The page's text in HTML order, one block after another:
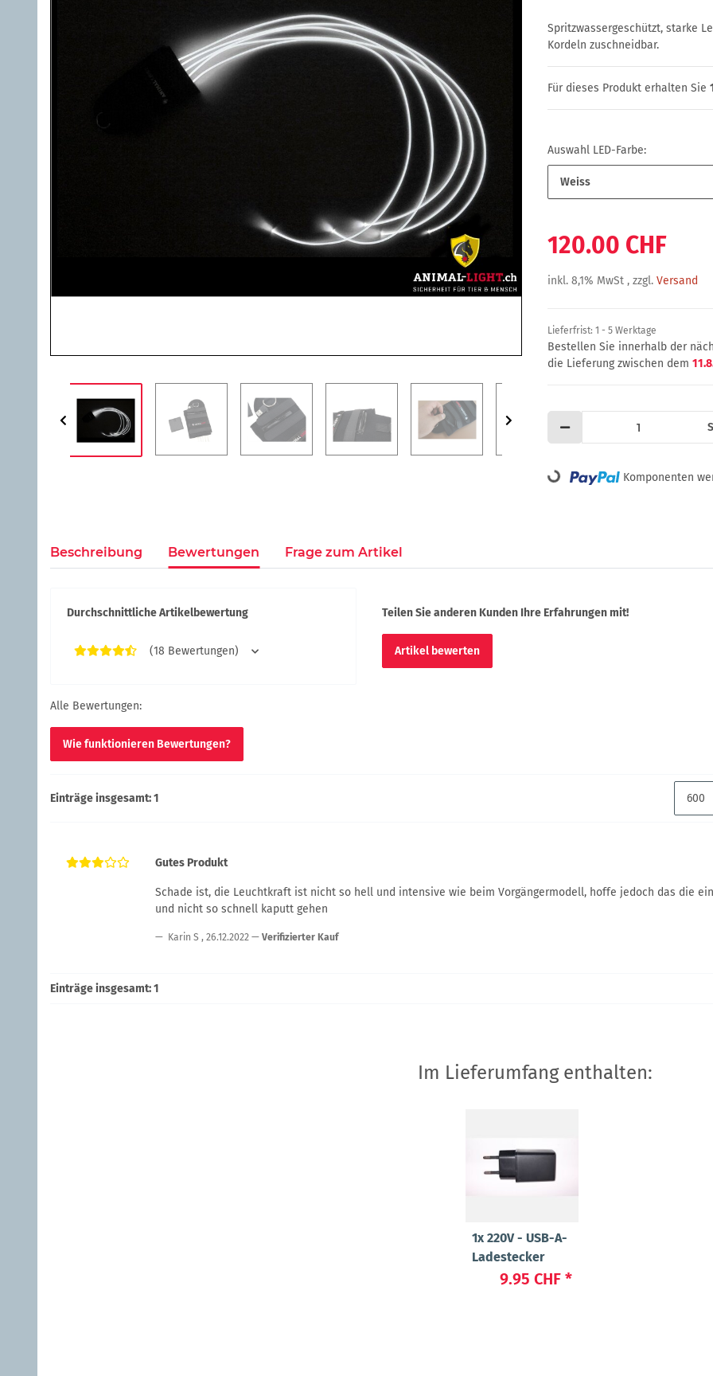
Spritzwassergeschützt, starke
Kordeln zuschneidbar.
Für dieses Produkt erhalten Sie
Auswahl LED-Farbe:
Weiss
120.00 CHF
inkl. 8,1% MwSt , zzgl. Versand
Lieferfrist: 1 - 5 Werktage
Bestellen Sie innerhalb der
die Lieferung zwischen dem
Loading... Komponenten
Beschreibung Bewertungen Frage zum Artikel
Durchschnittliche Artikelbewertung
(18 Bewertungen)
Teilen Sie anderen Kunden Ihre Erfahrungen mit!
Artikel bewerten
Alle Bewertungen:
Wie funktionieren Bewertungen?
Einträge insgesamt: 1
Gutes Produkt
Schade ist, die Leuchtkraft ist nicht so hell und intensive wie beim Vorgängermodell, hoffe jedoch das die
und nicht so schnell kaputt gehen
Karin S , 26.12.2022 Verifizierter Kauf
Einträge insgesamt: 1
Im Lieferumfang enthalten:
1x 220V - USB-A-
Ladestecker
9.95 CHF *